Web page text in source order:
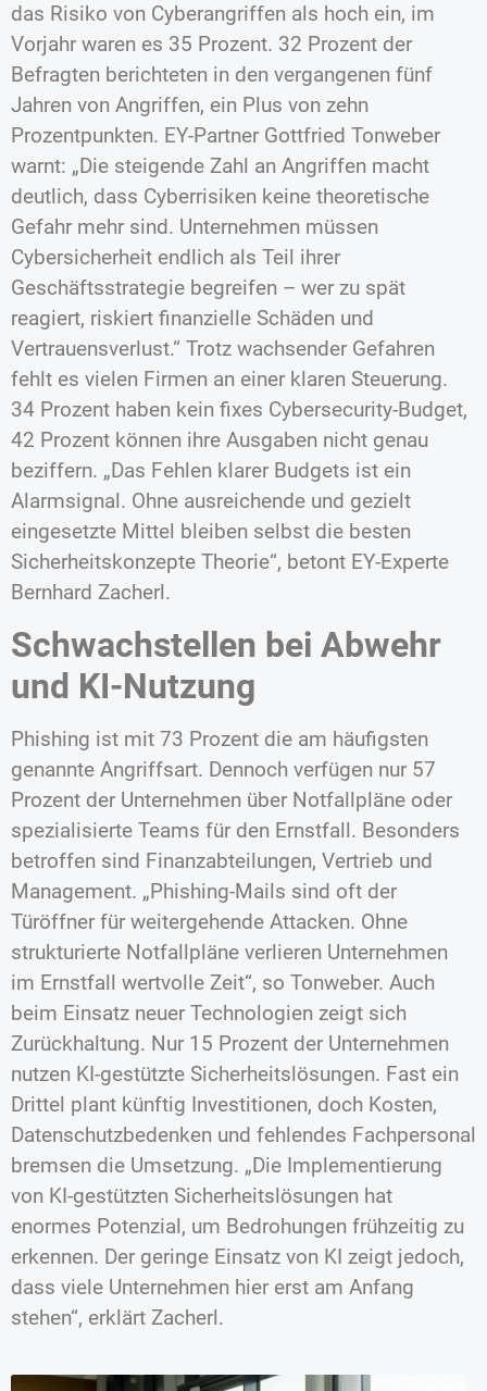
das Risiko von Cyberangriffen als hoch ein, im
Vorjahr waren es 35 Prozent. 32 Prozent der
Befragten berichteten in den vergangenen fünf
Jahren von Angriffen, ein Plus von zehn
Prozentpunkten. EY-Partner Gottfried Tonweber
warnt: „Die steigende Zahl an Angriffen macht
deutlich, dass Cyberrisiken keine theoretische
Gefahr mehr sind. Unternehmen müssen
Cybersicherheit endlich als Teil ihrer
Geschäftsstrategie begreifen – wer zu spät
reagiert, riskiert finanzielle Schäden und
Vertrauensverlust.“ Trotz wachsender Gefahren
fehlt es vielen Firmen an einer klaren Steuerung.
34 Prozent haben kein fixes Cybersecurity-Budget,
42 Prozent können ihre Ausgaben nicht genau
beziffern. „Das Fehlen klarer Budgets ist ein
Alarmsignal. Ohne ausreichende und gezielt
eingesetzte Mittel bleiben selbst die besten
Sicherheitskonzepte Theorie“, betont EY-Experte
Bernhard Zacherl.
Schwachstellen bei Abwehr
und KI-Nutzung
Phishing ist mit 73 Prozent die am häufigsten
genannte Angriffsart. Dennoch verfügen nur 57
Prozent der Unternehmen über Notfallpläne oder
spezialisierte Teams für den Ernstfall. Besonders
betroffen sind Finanzabteilungen, Vertrieb und
Management. „Phishing-Mails sind oft der
Türöffner für weitergehende Attacken. Ohne
strukturierte Notfallpläne verlieren Unternehmen
im Ernstfall wertvolle Zeit“, so Tonweber. Auch
beim Einsatz neuer Technologien zeigt sich
Zurückhaltung. Nur 15 Prozent der Unternehmen
nutzen KI-gestützte Sicherheitslösungen. Fast ein
Drittel plant künftig Investitionen, doch Kosten,
Datenschutzbedenken und fehlendes Fachpersonal
bremsen die Umsetzung. „Die Implementierung
von KI-gestützten Sicherheitslösungen hat
enormes Potenzial, um Bedrohungen frühzeitig zu
erkennen. Der geringe Einsatz von KI zeigt jedoch,
dass viele Unternehmen hier erst am Anfang
stehen“, erklärt Zacherl.